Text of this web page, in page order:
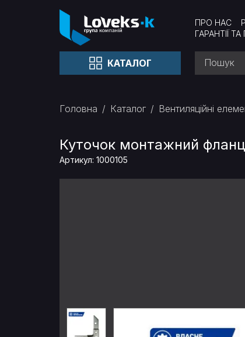
ПРО НАС
ГАРАНТІЇ
КАТАЛОГ
Головна Каталог Вентиляційні
Куточок монтажний
Артикул: 1000105